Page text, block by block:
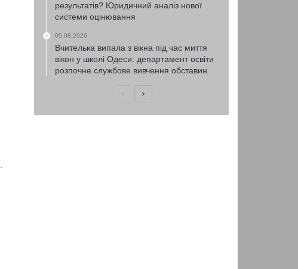
результатів? Юридичний аналіз нової
системи оцінювання
05.08.2026
Вчителька випала з вікна під час миття
вікон у школі Одеси: департамент освіти
розпочне службове вивчення обставин
ПопередняНаступна